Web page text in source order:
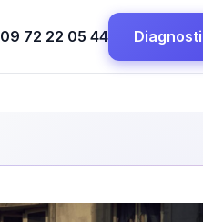
09 72 22 05 44